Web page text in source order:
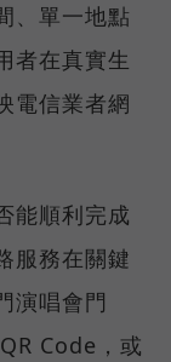
、單一地點
者在真實生
電信業者網
能順利完成
服務在關鍵
演唱會門
Code，或